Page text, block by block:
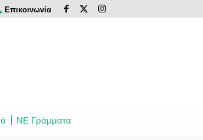
Επικοινωνία
ΝΕ Γράμματα